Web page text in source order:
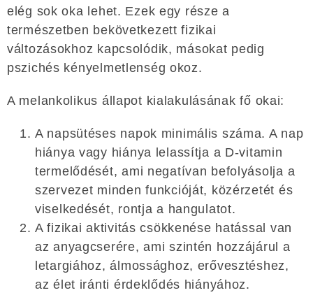
elég sok oka lehet. Ezek egy része a
természetben bekövetkezett fizikai
változásokhoz kapcsolódik, másokat pedig
pszichés kényelmetlenség okoz.
A melankolikus állapot kialakulásának fő okai:
A napsütéses napok minimális száma. A nap
hiánya vagy hiánya lelassítja a D-vitamin
termelődését, ami negatívan befolyásolja a
szervezet minden funkcióját, közérzetét és
viselkedését, rontja a hangulatot.
A fizikai aktivitás csökkenése hatással van
az anyagcserére, ami szintén hozzájárul a
letargiához, álmossághoz, erővesztéshez,
az élet iránti érdeklődés hiányához.